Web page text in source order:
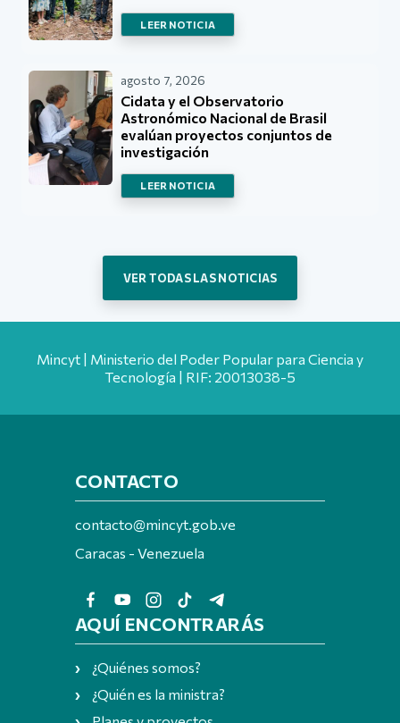
LEER NOTICIA
agosto 7, 2026
Cidata y el Observatorio
Astronómico Nacional de Brasil
evalúan proyectos conjuntos de
investigación
LEER NOTICIA
VER TODAS LAS NOTICIAS
Mincyt | Ministerio del Poder Popular para Ciencia y
Tecnología | RIF: 20013038-5
CONTACTO
contacto@mincyt.gob.ve
Caracas - Venezuela
AQUÍ ENCONTRARÁS
¿Quiénes somos?
¿Quién es la ministra?